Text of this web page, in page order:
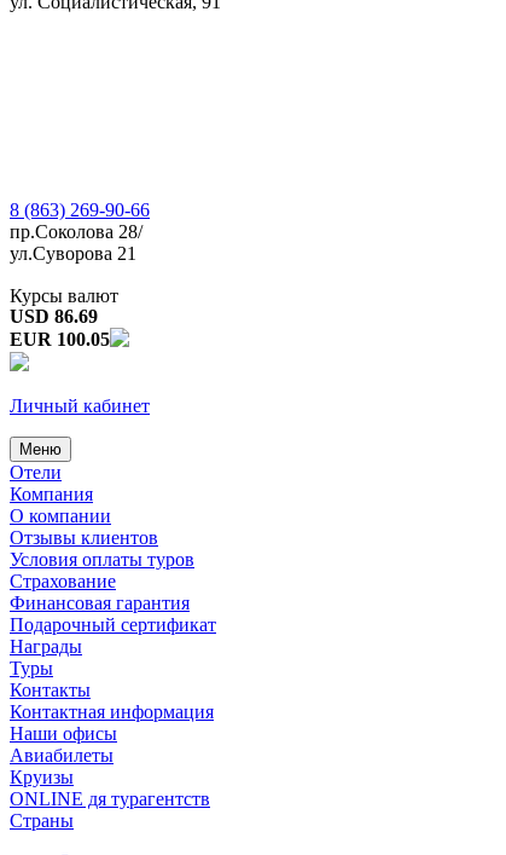
8 (863) 269-90-66
пр.Соколова 28/
ул.Суворова 21
Курсы валют
USD 86.69
EUR 100.05
Личный кабинет
Меню
Отели
Компания
О компании
Отзывы клиентов
Условия оплаты туров
Страхование
Финансовая гарантия
Подарочный сертификат
Награды
Туры
Контакты
Контактная информация
Наши офисы
Авиабилеты
Круизы
ONLINE дя турагентств
Страны